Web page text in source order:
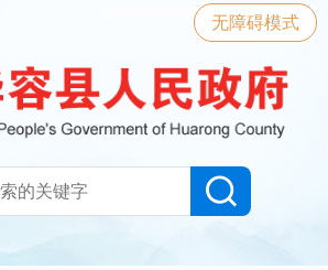
无障碍模式